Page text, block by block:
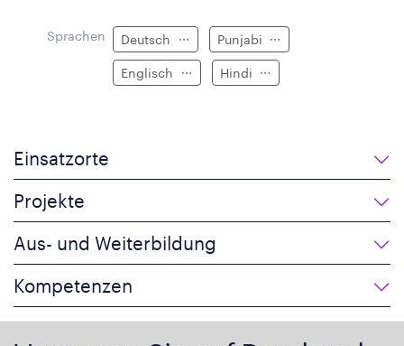
Sprachen Deutsch Punjabi
Englisch Hindi
Einsatzorte
Projekte
Aus- und Weiterbildung
Kompetenzen